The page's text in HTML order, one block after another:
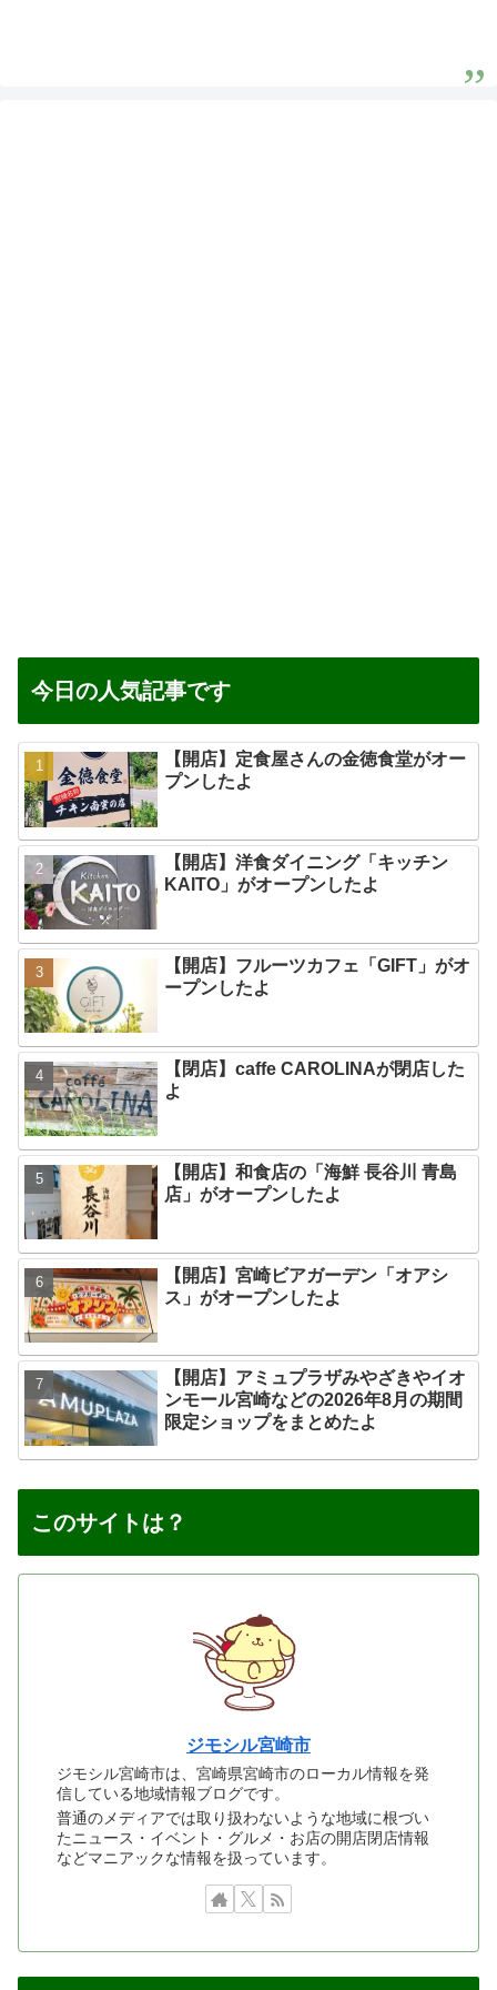
今日の人気記事です
【開店】定食屋さんの金徳食堂がオー
プンしたよ
【開店】洋食ダイニング「キッチン
KAITO」がオープンしたよ
【開店】フルーツカフェ「GIFT」がオ
ープンしたよ
【閉店】caffe CAROLINAが閉店した
よ
【開店】和食店の「海鮮 長谷川 青島
店」がオープンしたよ
【開店】宮崎ビアガーデン「オアシ
ス」がオープンしたよ
【開店】アミュプラザみやざきやイオ
ンモール宮崎などの2026年8月の期間
限定ショップをまとめたよ
このサイトは？
ジモシル宮崎市
ジモシル宮崎市は、宮崎県宮崎市のローカル情報を発
信している地域情報ブログです。
普通のメディアでは取り扱わないような地域に根づい
たニュース・イベント・グルメ・お店の開店閉店情報
などマニアックな情報を扱っています。